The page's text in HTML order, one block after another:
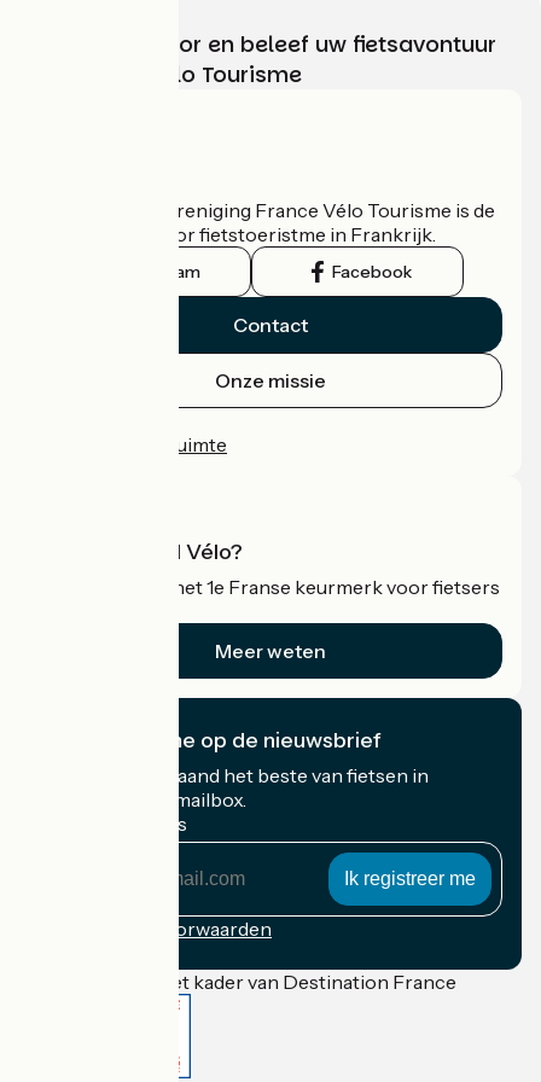
Kies, bereid voor en beleef uw fietsavontuur
met France Vélo Tourisme
De nationale vereniging France Vélo Tourisme is de
officiële gids voor fietstoeristme in Frankrijk.
Instagram Facebook
Contact
Onze missie
Professionele ruimte
Wat is Accueil Vélo?
Accueil Vélo is het 1e Franse keurmerk voor fietsers
Meer weten
Ik abonneer me op de nieuwsbrief
Ontvang elke maand het beste van fietsen in
Frankrijk in uw mailbox.
Mijn e-mailadres
Inschrijvingsvoorwaarden
Gefinancierd in het kader van Destination France